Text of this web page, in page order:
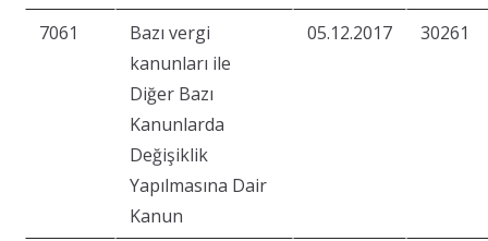
7061
Bazı vergi
kanunları ile
Diğer Bazı
Kanunlarda
Değişiklik
Yapılmasına Dair
Kanun
05.12.2017 30261